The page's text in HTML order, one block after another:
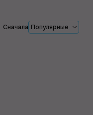
Сначала Популярные